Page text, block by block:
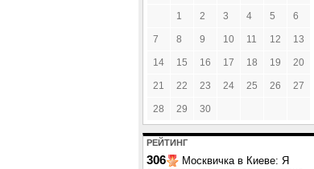
1 2 3 4 5 6
7 8 9 10 11 12 13
14 15 16 17 18 19 20
21 22 23 24 25 26 27
28 29 30
РЕЙТИНГ
306
Москвичка в Киеве: Я